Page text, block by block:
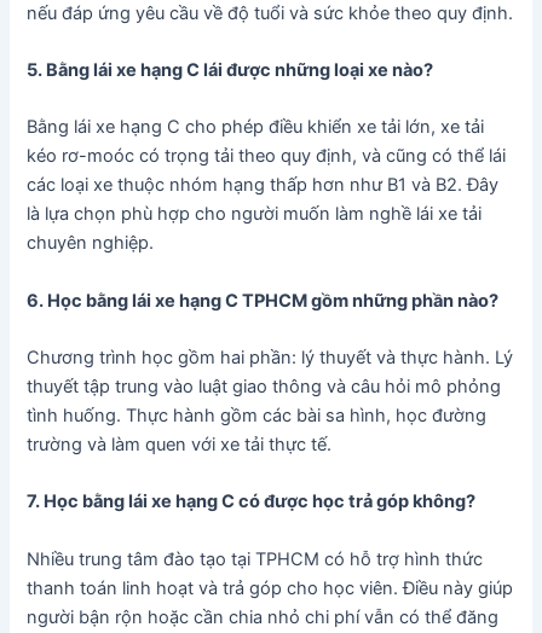
nếu đáp ứng yêu cầu về độ tuổi và sức khỏe theo quy định.
5. Bằng lái xe hạng C lái được những loại xe nào?
Bằng lái xe hạng C cho phép điều khiển xe tải lớn, xe tải
kéo rơ-moóc có trọng tải theo quy định, và cũng có thể lái
các loại xe thuộc nhóm hạng thấp hơn như B1 và B2. Đây
là lựa chọn phù hợp cho người muốn làm nghề lái xe tải
chuyên nghiệp.
6. Học bằng lái xe hạng C TPHCM gồm những phần nào?
Chương trình học gồm hai phần: lý thuyết và thực hành. Lý
thuyết tập trung vào luật giao thông và câu hỏi mô phỏng
tình huống. Thực hành gồm các bài sa hình, học đường
trường và làm quen với xe tải thực tế.
7. Học bằng lái xe hạng C có được học trả góp không?
Nhiều trung tâm đào tạo tại TPHCM có hỗ trợ hình thức
thanh toán linh hoạt và trả góp cho học viên. Điều này giúp
người bận rộn hoặc cần chia nhỏ chi phí vẫn có thể đăng